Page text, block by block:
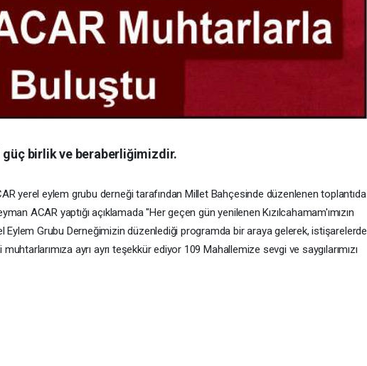
güç birlik ve beraberliğimizdir.
yerel eylem grubu derneği tarafından Millet Bahçesinde düzenlenen toplantıda
ACAR yaptığı açıklamada "Her geçen gün yenilenen Kızılcahamam'ımızın
Eylem Grubu Derneğimizin düzenlediği programda bir araya gelerek, istişarelerde
muhtarlarımıza ayrı ayrı teşekkür ediyor 109 Mahallemize sevgi ve saygılarımızı